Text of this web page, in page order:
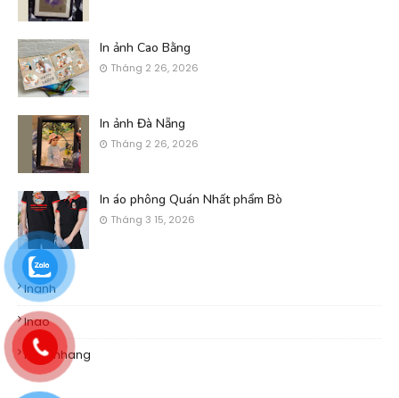
In ảnh Cao Bằng
Tháng 2 26, 2026
In ảnh Đà Nẵng
Tháng 2 26, 2026
In áo phông Quán Nhất phẩm Bò
Tháng 3 15, 2026
Inanh
Inao
Khachhang